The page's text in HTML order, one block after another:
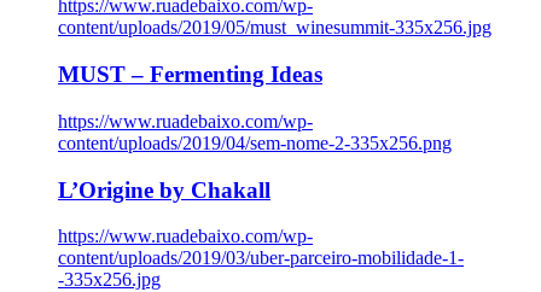
https://www.ruadebaixo.com/wp-
content/uploads/2019/05/must_winesummit-335x256.jpg
MUST – Fermenting Ideas
https://www.ruadebaixo.com/wp-
content/uploads/2019/04/sem-nome-2-335x256.png
L’Origine by Chakall
https://www.ruadebaixo.com/wp-
content/uploads/2019/03/uber-parceiro-mobilidade-1-
-335x256.jpg